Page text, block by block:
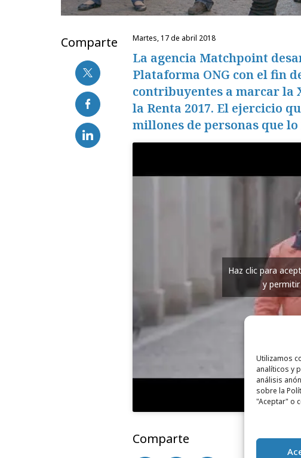
Utilizamos
analíticos y
análisis
sobre la
"Aceptar" o
Comparte martes, 17 de abril 2018
La agencia Matchpoint
Plataforma ONG con el fin
contribuyentes a marcar la
la Renta 2017. El ejercicio
millones de personas que lo
Haz clic para
y
Comparte